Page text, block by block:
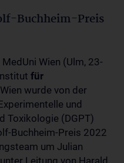
Buchheim-Preis
Wien (Ulm, 23-
für
wurde von der
und
Toxikologie (DGPT)
Buchheim-Preis 2022
um Julian
Leitung von Harald